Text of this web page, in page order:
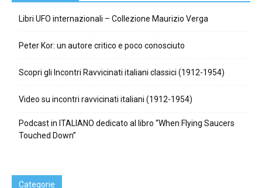
Libri UFO internazionali – Collezione Maurizio Verga
Peter Kor: un autore critico e poco conosciuto
Scopri gli Incontri Ravvicinati italiani classici (1912-1954)
Video su incontri ravvicinati italiani (1912-1954)
Podcast in ITALIANO dedicato al libro “When Flying Saucers
Touched Down”
Categorie